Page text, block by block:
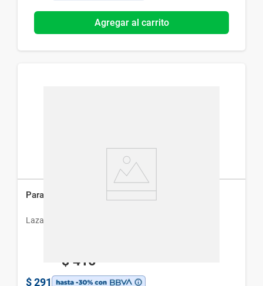
Agregar al carrito
Paratropina x 24 Tabletas
Lazar
$ 416
$ 291